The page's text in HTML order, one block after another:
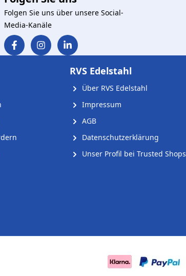
Folgen Sie uns über unsere Social-
Media-Kanäle
RVS Edelstahl
Über RVS Edelstahl
Impressum
AGB
Datenschutzerklärung
Unser Profil bei Trusted Shops